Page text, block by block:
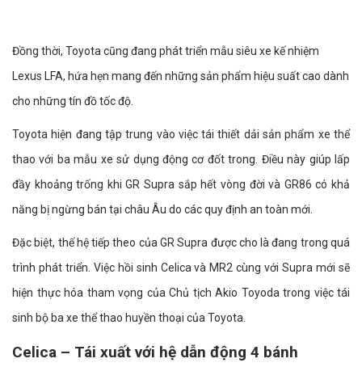
Đồng thời, Toyota cũng đang phát triển mẫu siêu xe kế nhiệm
Lexus LFA, hứa hẹn mang đến những sản phẩm hiệu suất cao dành
cho những tín đồ tốc độ.
Toyota hiện đang tập trung vào việc tái thiết dải sản phẩm xe thể
thao với ba mẫu xe sử dụng động cơ đốt trong. Điều này giúp lấp
đầy khoảng trống khi GR Supra sắp hết vòng đời và GR86 có khả
năng bị ngừng bán tại châu Âu do các quy định an toàn mới.
Đặc biệt, thế hệ tiếp theo của GR Supra được cho là đang trong quá
trình phát triển. Việc hồi sinh Celica và MR2 cùng với Supra mới sẽ
hiện thực hóa tham vọng của Chủ tịch Akio Toyoda trong việc tái
sinh bộ ba xe thể thao huyền thoại của Toyota.
Celica – Tái xuất với hệ dẫn động 4 bánh